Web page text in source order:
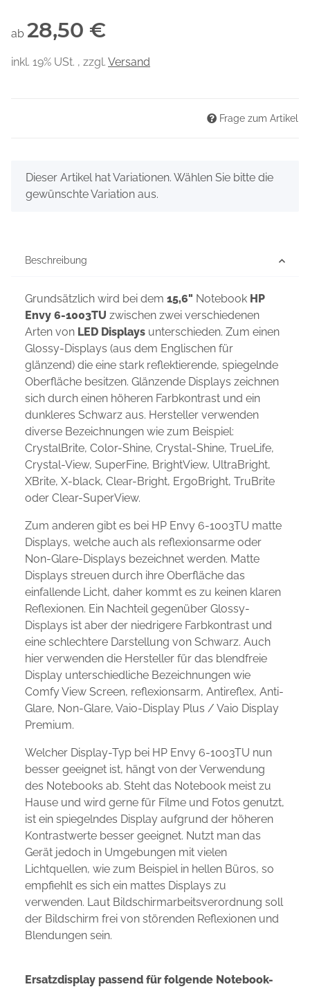
ab 28,50 €
inkl. 19% USt. , zzgl. Versand
Frage zum Artikel
x
Dieser Artikel hat Variationen. Wählen Sie bitte die
gewünschte Variation aus.
Beschreibung
Grundsätzlich wird bei dem 15,6" Notebook HP
Envy 6-1003TU zwischen zwei verschiedenen
Arten von LED Displays unterschieden. Zum einen
Glossy-Displays (aus dem Englischen für
glänzend) die eine stark reflektierende, spiegelnde
Oberfläche besitzen. Glänzende Displays zeichnen
sich durch einen höheren Farbkontrast und ein
dunkleres Schwarz aus. Hersteller verwenden
diverse Bezeichnungen wie zum Beispiel:
CrystalBrite, Color-Shine, Crystal-Shine, TrueLife,
Crystal-View, SuperFine, BrightView, UltraBright,
XBrite, X-black, Clear-Bright, ErgoBright, TruBrite
oder Clear-SuperView.
Zum anderen gibt es bei HP Envy 6-1003TU matte
Displays, welche auch als reflexionsarme oder
Non-Glare-Displays bezeichnet werden. Matte
Displays streuen durch ihre Oberfläche das
einfallende Licht, daher kommt es zu keinen klaren
Reflexionen. Ein Nachteil gegenüber Glossy-
Displays ist aber der niedrigere Farbkontrast und
eine schlechtere Darstellung von Schwarz. Auch
hier verwenden die Hersteller für das blendfreie
Display unterschiedliche Bezeichnungen wie
Comfy View Screen, reflexionsarm, Antireflex, Anti-
Glare, Non-Glare, Vaio-Display Plus / Vaio Display
Premium.
Welcher Display-Typ bei HP Envy 6-1003TU nun
besser geeignet ist, hängt von der Verwendung
des Notebooks ab. Steht das Notebook meist zu
Hause und wird gerne für Filme und Fotos genutzt,
ist ein spiegelndes Display aufgrund der höheren
Kontrastwerte besser geeignet. Nutzt man das
Gerät jedoch in Umgebungen mit vielen
Lichtquellen, wie zum Beispiel in hellen Büros, so
empfiehlt es sich ein mattes Displays zu
verwenden. Laut Bildschirmarbeitsverordnung soll
der Bildschirm frei von störenden Reflexionen und
Blendungen sein.
Ersatzdisplay passend für folgende Notebook-